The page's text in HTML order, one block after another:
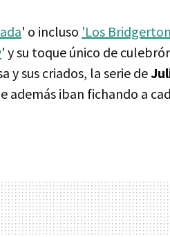
' o incluso 'Los
' y su toque único de
y sus criados, la serie de
además iban fichando a